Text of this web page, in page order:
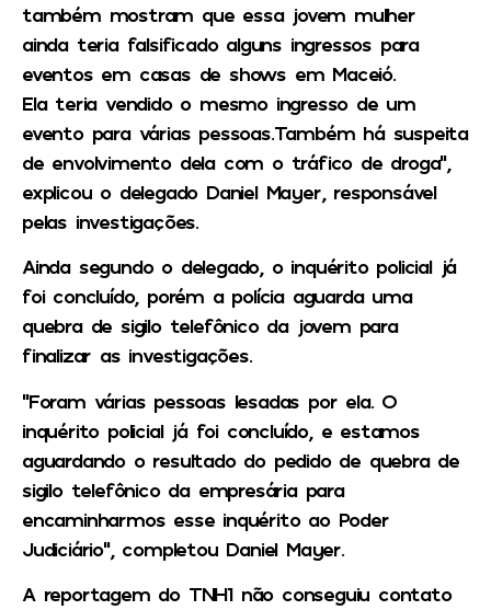
também mostram que essa jovem mulher
ainda teria falsificado alguns ingressos para
eventos em casas de shows em Maceió.
Ela teria vendido o mesmo ingresso de um
evento para várias pessoas.Também há suspeita
de envolvimento dela com o tráfico de droga”,
explicou o delegado Daniel Mayer, responsável
pelas investigações.
Ainda segundo o delegado, o inquérito policial já
foi concluído, porém a polícia aguarda uma
quebra de sigilo telefônico da jovem para
finalizar as investigações.
“Foram várias pessoas lesadas por ela. O
inquérito policial já foi concluído, e estamos
aguardando o resultado do pedido de quebra de
sigilo telefônico da empresária para
encaminharmos esse inquérito ao Poder
Judiciário”, completou Daniel Mayer.
A reportagem doTNH1não conseguiu contato